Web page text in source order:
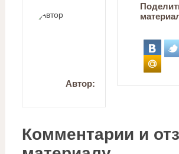
Автор:
Комментарии и